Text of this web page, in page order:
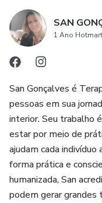
SAN
1 Ano
San Gonçalves é
pessoas em sua
interior. Seu trabalho
estar por meio de
ajudam cada
forma prática e
humanizada, San
podem gerar grandes